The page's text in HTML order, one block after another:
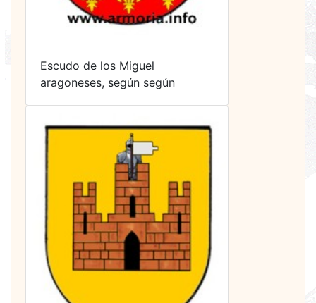
Escudo de los Miguel
aragoneses, según según